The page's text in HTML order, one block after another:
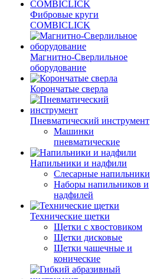
Фибровые круги
COMBICLICK
Магнитно-Сверлильное
оборудование
Корончатые сверла
Пневматический инструмент
Машинки
пневматические
Напильники и надфили
Слесарные напильники
Наборы напильников и
надфилей
Технические щетки
Щетки с хвостовиком
Щетки дисковые
Щетки чашечные и
конические